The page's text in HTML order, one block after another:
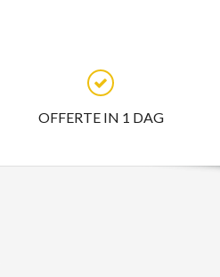
OFFERTE IN 1 DAG